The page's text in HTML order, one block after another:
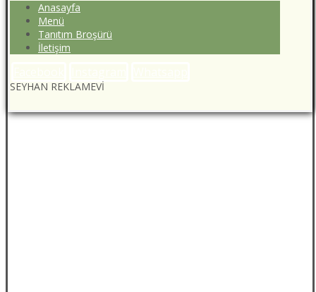
Anasayfa
Menü
Tanıtım Broşürü
İletişim
SEYHAN REKLAMEVİ